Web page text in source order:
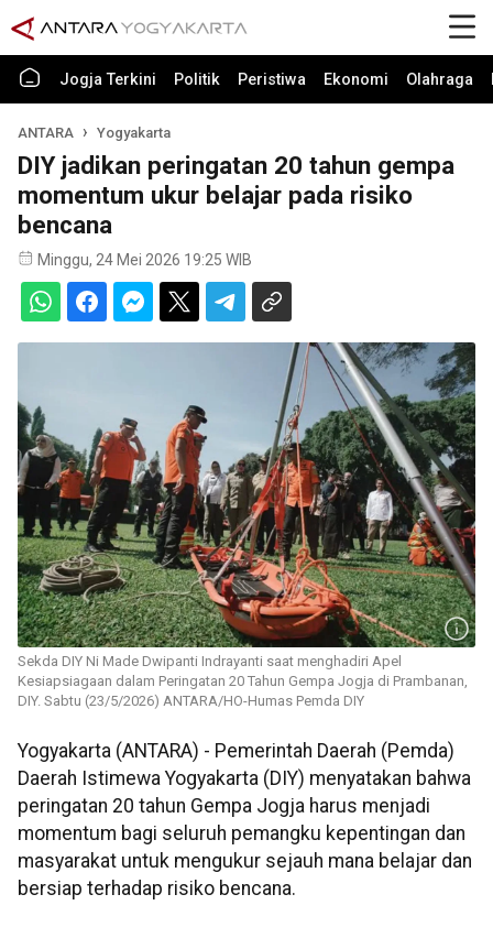
Jogja Terkini Politik Peristiwa Ekonomi Olahraga
ANTARA Yogyakarta
DIY jadikan peringatan 20 tahun gempa
momentum ukur belajar pada risiko
bencana
Minggu, 24 Mei 2026 19:25 WIB
Sekda DIY Ni Made Dwipanti Indrayanti saat menghadiri Apel
Kesiapsiagaan dalam Peringatan 20 Tahun Gempa Jogja di Prambanan,
DIY. Sabtu (23/5/2026) ANTARA/HO-Humas Pemda DIY
Yogyakarta (ANTARA) - Pemerintah Daerah (Pemda)
Daerah Istimewa Yogyakarta (DIY) menyatakan bahwa
peringatan 20 tahun Gempa Jogja harus menjadi
momentum bagi seluruh pemangku kepentingan dan
masyarakat untuk mengukur sejauh mana belajar dan
bersiap terhadap risiko bencana.